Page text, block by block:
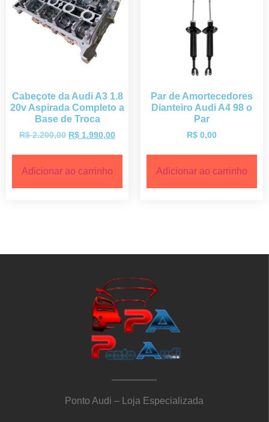
Cabeçote da Audi A3 1.8
20v Aspirada Completo a
Base de Troca
R$2.200,00 R$ 1.990,00
Adicionar ao carrinho
Par de Amortecedores
Dianteiro Audi A4 98 o
Par
R$ 0,00
Adicionar ao carrinho
Ponto Audi – Loja Especializada